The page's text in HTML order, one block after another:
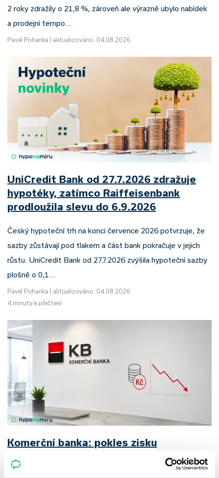
2 roky zdražily o 21,8 %, zároveň ale výrazně ubylo nabídek
a prodejní tempo…
Pavel Pohanka aktualizováno: 04.08.2026
UniCredit Bank od 27.7.2026 zdražuje
hypotéky, zatímco Raiffeisenbank
prodloužila slevu do 6.9.2026
Český hypoteční trh na konci července 2026 potvrzuje, že
sazby zůstávají pod tlakem a část bank pokračuje v jejich
růstu. UniCredit Bank od 27.7.2026 zvýšila hypoteční sazby
plošně o 0,1…
Pavel Pohanka
aktualizováno: 04.08.2026
4 minuty k přečtení
Komerční banka: pokles zisku